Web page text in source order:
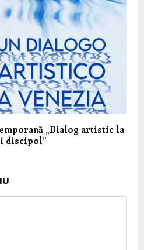
„Dialog artistic la
discipol”